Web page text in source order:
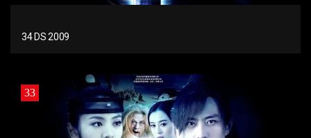
34 DS 2009
33